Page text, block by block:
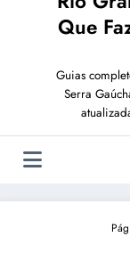
Que
Guias
Serra